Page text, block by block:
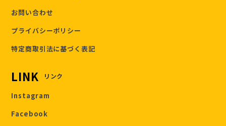
お問い合わせ
プライバシーポリシー
特定商取引法に基づく表記
LINK リンク
Instagram
Facebook